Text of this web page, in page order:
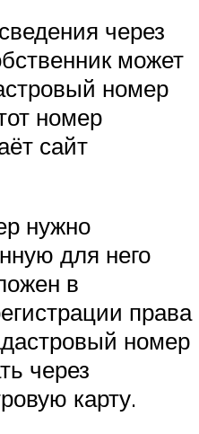
через
может
номер
номер
сайт
нужно
для него
в
права
номер
через
карту.